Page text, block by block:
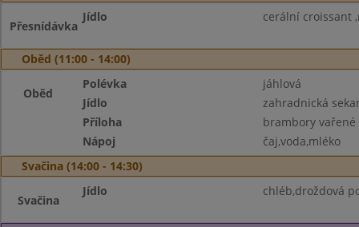
Přesnídávka
Jídlo cerální croissant
Oběd (11:00 - 14:00)
Oběd
Polévka
jáhlová
Jídlo
zahradnická
Příloha
brambory vařené
Nápoj
čaj,voda,mléko
Svačina (14:00 - 14:30)
Svačina
Jídlo chléb,droždová